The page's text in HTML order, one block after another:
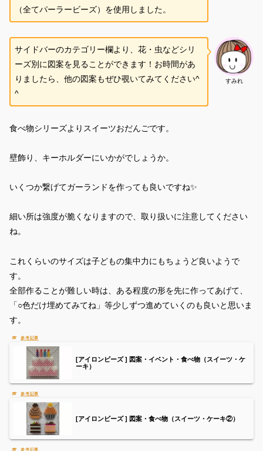
（全てパーラービーズ）を使用しました。
すみれ
サイドバーのカテゴリー欄より、花・虫などシリ
ーズ別に図案を見ることができます！お時間があ
りましたら、他の図案もぜひ覗いてみてください^
^
食べ物シリーズよりスイーツおだんごです。
壁飾り、キーホルダーにいかがでしょうか。
いくつか繋げてガーランドを作っても良いですね✨
細い所は強度が脆くなりますので、取り扱いに注意してください
ね。
これくらいのサイズは子どもの集中力にもちょうど良いようで
す。
全部作ることが難しい時は、ある程度の形を先に作ってあげて、
「○色だけ埋めてみてね」等少しずつ進めていくのも良いと思いま
す。
[アイロンビーズ ] 図案・イベント・食べ物（スイーツ・ケ
ーキ）
[アイロンビーズ ] 図案・食べ物（スイーツ・ケーキ②）